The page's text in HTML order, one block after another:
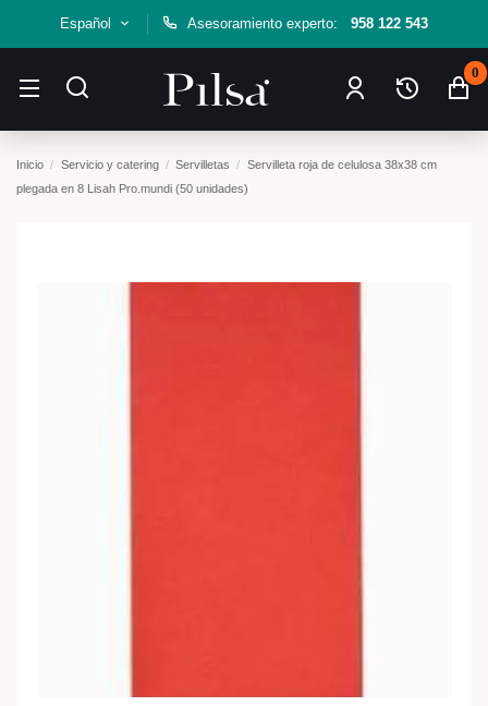
Español Asesoramiento experto: 958 122 543
0
Inicio Servicio y catering Servilletas
Servilleta roja de celulosa 38x38 cm
plegada en 8 Lisah Pro.mundi (50 unidades)